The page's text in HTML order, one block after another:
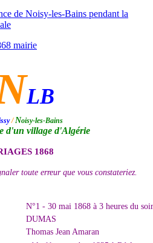
de Noisy-les-Bains pendant la
mairie
LB
/Noisy-les-Bains
d'un village d'Algérie
1868
toute erreur que vous constateriez.
N°1 - 30 mai 1868 à 3 heures du
DUMAS
Thomas Jean Amaran